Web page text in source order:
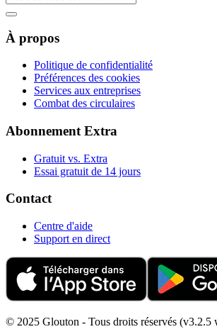
À propos
Politique de confidentialité
Préférences des cookies
Services aux entreprises
Combat des circulaires
Abonnement Extra
Gratuit vs. Extra
Essai gratuit de 14 jours
Contact
Centre d'aide
Support en direct
© 2025 Glouton - Tous droits réservés (v3.2.5